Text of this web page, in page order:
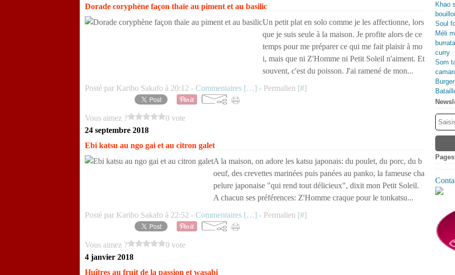
Dorade coryphène façon thaïe au piment et au basilic
Un petit plat en solo comme je les affectionne, lors
que je suis seule à la maison. Je profite alors de ce
temps pour me préparer ce qui me fait plaisir à mo
i, mais que ni Z'Homme ni Petit Soleil n'aiment. Et
souvent, c'est du poisson. J'ai ramené de mon...
Posté par Karibo Sakafo à 20:12 - Commentaires […] - Permalien [#]
Vous aimez ?
0 vote
24 septembre 2018
Ebi katsu au ngo gai et au citron galet
A la maison, on adore les katsu japonais: du poulet, du porc, du b
oeuf, des crevettes marinées puis panées au panko, la fameuse cha
pelure japonaise "qui rend tout délicieux", dixit mon Petit Soleil.
A chacun ses préférences: Z'Homme craque pour le tonkatsu...
Posté par Karibo Sakafo à 22:52 - Commentaires […] - Permalien [#]
Vous aimez ?
0 vote
4 janvier 2018
Huîtres au fruit de la passion et wasabi
Khao
Soul
Méli
curry
Som
Pages